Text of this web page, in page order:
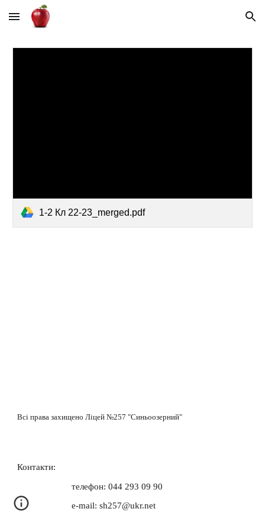
Skip to main content Skip to navigation
1-2 Кл 22-23_merged.pdf
Всі права захищено Ліцей №257 "Синьоозерний"
Контакти:
телефон: 044 293 09 90
e-mail: sh257@ukr.net